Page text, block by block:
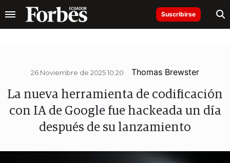
Suscribirse
26 Noviembre de 2025 10.20 Thomas Brewster
La nueva herramienta de codificación
con IA de Google fue hackeada un día
después de su lanzamiento